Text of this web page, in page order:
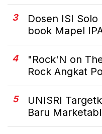
3
Dosen ISI Solo
book Mapel
4
"Rock'N on
Rock Angkat
5
UNISRI
Baru